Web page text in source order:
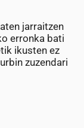
jarraitzen
erronka bati
ikusten ez
zuzendari